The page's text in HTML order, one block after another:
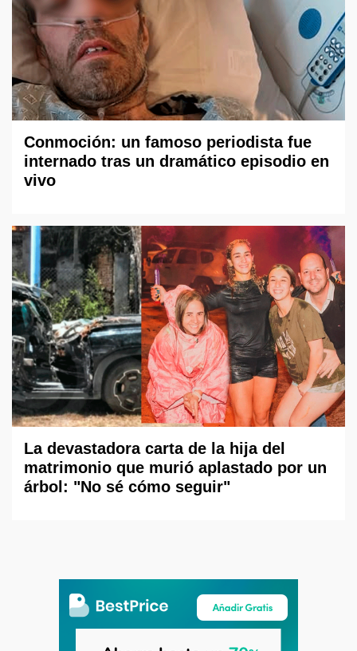
Conmoción: un famoso periodista fue
internado tras un dramático episodio en
vivo
La devastadora carta de la hija del
matrimonio que murió aplastado por un
árbol: "No sé cómo seguir"